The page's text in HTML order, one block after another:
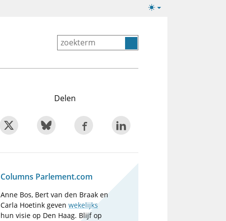
Lichte/donkere
Delen
Columns Parlement.com
Anne Bos, Bert van den Braak en
Carla Hoetink gevenwekelijks
hun visie op Den Haag. Blijf op